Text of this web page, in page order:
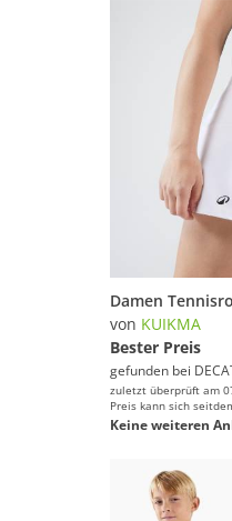
von KUIKMA
Bester Preis
gefunden bei
zuletzt überprüft am
Preis kann sich
Keine weiteren